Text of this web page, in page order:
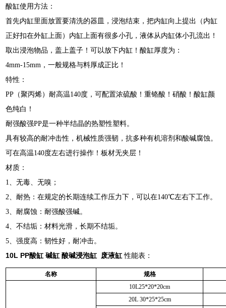
酸缸使用方法：
首先内缸里面放置要清洗的器皿，浸泡结束，把内缸向上提出（内缸
正好扣在外缸上面）内缸上面有很多小孔，液体从内缸体小孔流出！
取出浸泡物品，盖上盖子！可以放下内缸！酸缸厚度为：
4mm-15mm，一般规格与料厚成正比！
特性：
PP（聚丙烯）耐高温140度，可配置浓硫酸！重铬酸！硝酸！酸缸颜
色纯白！
耐强酸强PP是一种半结晶的热塑性塑料。
具有较高的耐冲击性，机械性质强韧，抗多种有机溶剂和酸碱腐蚀。
可在高温140度左右进行操作！板材无夹层！
材质：
1、无毒、无嗅；
2、耐热：在规定的长期连续工作压力下，可以在140℃左右下工作。
3、耐腐蚀：耐强酸强碱。
4、不结垢：材料光滑，长期不结垢。
5、强度高：韧性好，耐冲击。
10L PP酸缸 碱缸 酸碱浸泡缸 废液缸性能表：
名称 规格
10L25*20*20cm
20L 30*25*25cm